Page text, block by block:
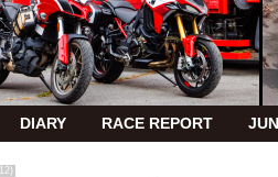
DIARY RACE REPORT